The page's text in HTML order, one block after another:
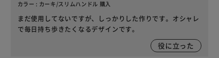
カラー : カーキ/スリムハンドル 購入
まだ使用してないですが、しっかりした作りです。オシャレ
で毎日持ち歩きたくなるデザインです。
役に立った